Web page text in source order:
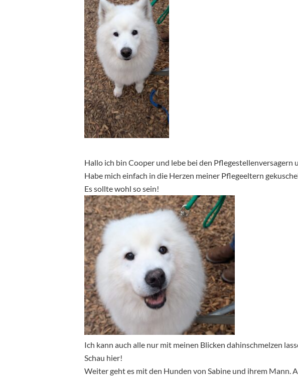
Hallo ich bin Cooper und lebe bei den Pflegestellenversagern
Habe mich einfach in die Herzen meiner Pflegeeltern
Es sollte wohl so sein!
Ich kann auch alle nur mit meinen Blicken dahinschmelzen
Schau hier!
Weiter geht es mit den Hunden von Sabine und ihrem Mann.